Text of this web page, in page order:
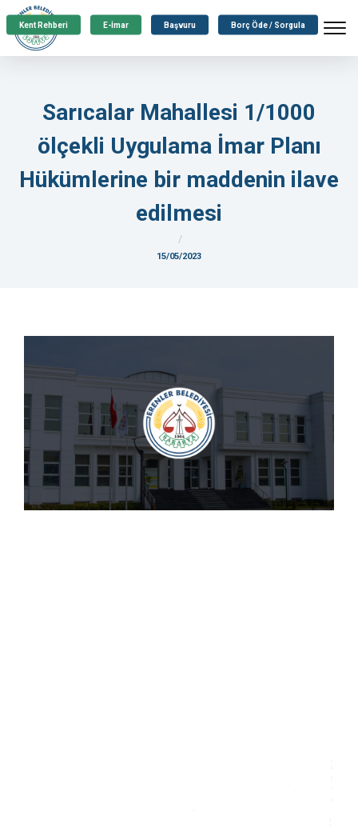
Kent Rehberi E-İmar Başvuru Borç Öde / Sorgula
Sarıcalar Mahallesi 1/1000
ölçekli Uygulama İmar Planı
Hükümlerine bir maddenin ilave
edilmesi
15/05/2023